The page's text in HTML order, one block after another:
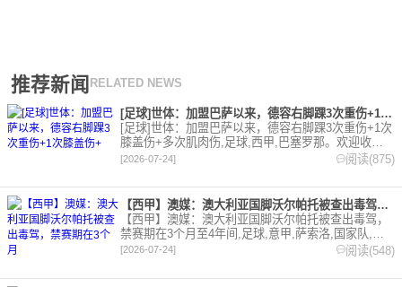
推荐新闻 RELATED NEWS
[足球]世体：加盟巴萨以来，德容右脚踝3次重伤+1次膝盖伤+
[足球]世体：加盟巴萨以来，德容右脚踝3次重伤+1次
膝盖伤+多次肌肉伤,足球,西甲,巴塞罗那。欢迎收藏
本站，24小时为你更新最新的足球，篮球体育资讯。
[2026-07-24] 阅读(875)
【西甲】澳媒：澳大利亚国脚沃尔帕托被查出毒驾，禁赛期在3个月
【西甲】澳媒：澳大利亚国脚沃尔帕托被查出毒驾，
禁赛期在3个月至4年间,足球,意甲,萨索洛,国家队,澳
大利亚,英超,西甲,德甲,法甲,五洲。欢迎收藏本站，
[2026-07-24] 阅读(548)